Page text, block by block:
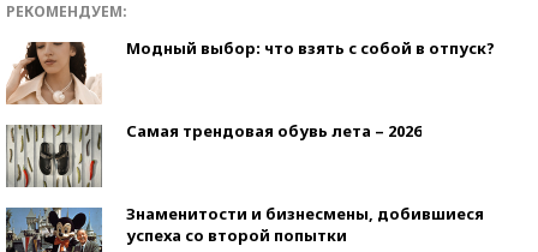
РЕКОМЕНДУЕМ:
Модный выбор: что взять с собой в отпуск?
Самая трендовая обувь лета – 2026
Знаменитости и бизнесмены, добившиеся
успеха со второй попытки